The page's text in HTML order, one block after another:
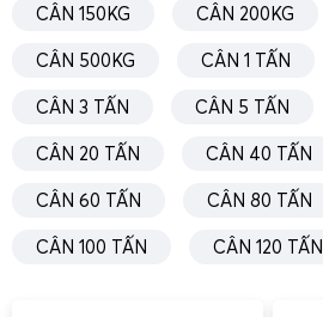
CÂN 150KG CÂN 200KG
CÂN 500KG CÂN 1 TẤN
CÂN 3 TẤN CÂN 5 TẤN
CÂN 20 TẤN CÂN 40 TẤN
CÂN 60 TẤN CÂN 80 TẤN
CÂN 100 TẤN CÂN 120 TẤN